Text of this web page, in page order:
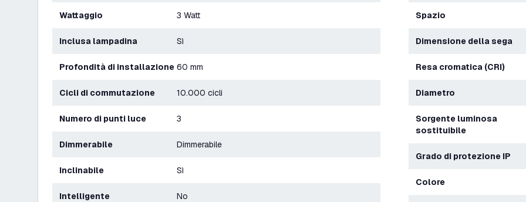
Wattaggio 3 Watt
Inclusa lampadina Sì
Profondità di installazione 60 mm
Cicli di commutazione 10.000 cicli
Numero di punti luce 3
Dimmerabile Dimmerabile
Inclinabile Sì
Intelligente No
Spazio
Dimensione della sega
Resa cromatica (CRI)
Diametro
Sorgente luminosa
sostituibile
Grado di protezione IP
Colore